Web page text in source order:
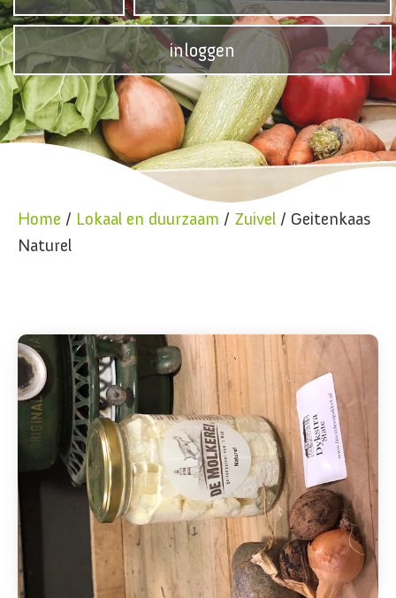
inloggen
Home / Lokaal en duurzaam / Zuivel / Geitenkaas
Naturel